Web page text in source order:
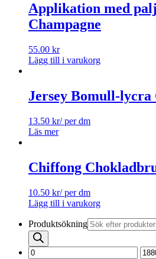
Applikation med
Champagne
55.00 kr
Lägg till i varukorg
Jersey Bomull-lycra
13.50 kr/ per dm
Läs mer
Chiffong
10.50 kr/ per dm
Lägg till i varukorg
Produktsökning